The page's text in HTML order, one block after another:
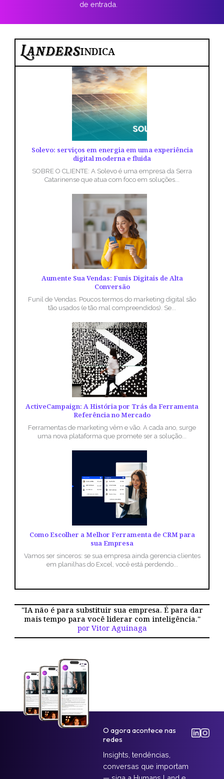
de entrada.
INDICA
Solevo: serviços em energia em uma experiência
digital moderna e fluida
SOBRE O CLIENTE: A Solevo é uma empresa da Serra
Catarinense que atua com foco em soluções...
Aumente Sua Vendas: Funis Digitais de Alta
Conversão
Funil de Vendas. Poucos termos do marketing digital são
tão usados (e tão mal compreendidos). Se...
ActiveCampaign: A História por Trás da Ferramenta
Referência no Mercado
Ferramentas de marketing vêm e vão. A cada ano, surge
uma nova plataforma que promete ser a solução...
Como Escolher a Melhor Ferramenta de CRM para
sua Empresa
Vamos ser sinceros: se sua empresa ainda gerencia clientes
em planilhas do Excel, você está perdendo...
"IA não é para substituir sua empresa. É para dar
mais tempo para você liderar com inteligência."
por Vitor Aguinaga
O agora acontece nas
redes
Insights, tendências,
conversas que importam